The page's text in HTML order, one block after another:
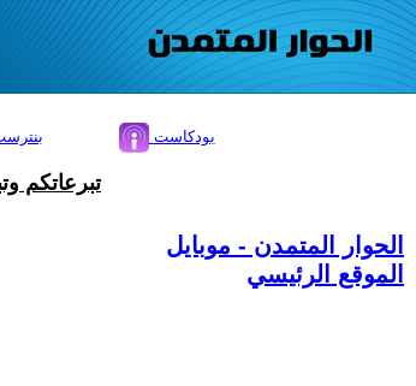
بودكاست
تبرعاتكم
الحوار المتمدن - موبايل
الموقع الرئيسي